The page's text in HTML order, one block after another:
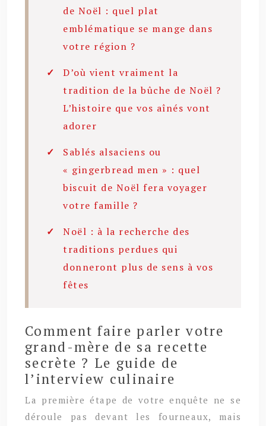
de Noël : quel plat
emblématique se mange dans
votre région ?
D’où vient vraiment la
tradition de la bûche de Noël ?
L’histoire que vos aînés vont
adorer
Sablés alsaciens ou
« gingerbread men » : quel
biscuit de Noël fera voyager
votre famille ?
Noël : à la recherche des
traditions perdues qui
donneront plus de sens à vos
fêtes
Comment faire parler votre
grand-mère de sa recette
secrète ? Le guide de
l’interview culinaire
La première étape de votre enquête ne se
déroule pas devant les fourneaux, mais